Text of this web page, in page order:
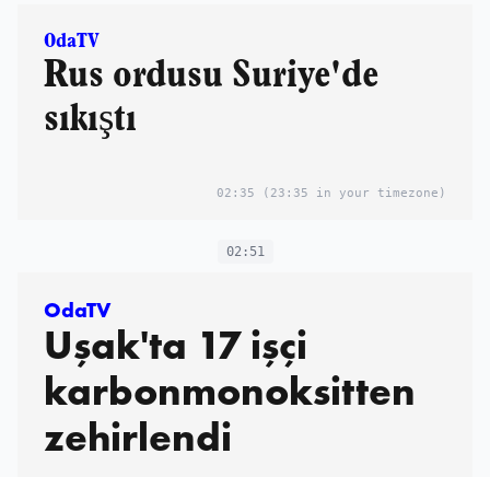
OdaTV
Rus ordusu Suriye'de
sıkıştı
02:35 (23:35 in your timezone)
02:51
OdaTV
Uşak'ta 17 işçi
karbonmonoksitten
zehirlendi